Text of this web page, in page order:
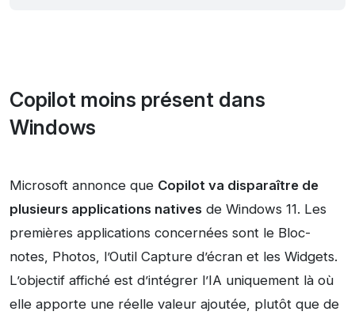
Copilot moins présent dans
Windows
Microsoft annonce que Copilot va disparaître de
plusieurs applications natives de Windows 11. Les
premières applications concernées sont le Bloc-
notes, Photos, l’Outil Capture d’écran et les Widgets.
L’objectif affiché est d’intégrer l’IA uniquement là où
elle apporte une réelle valeur ajoutée, plutôt que de